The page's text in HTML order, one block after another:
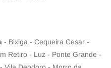
- Bixiga - Cequeira Cesar -
Retiro - Luz - Ponte Grande -